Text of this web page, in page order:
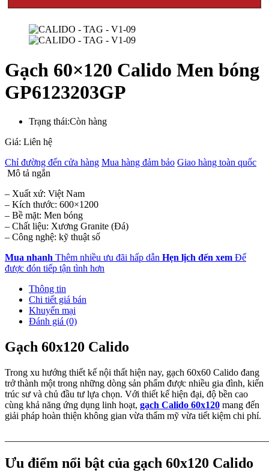
Gạch 60×120 Calido Men bóng
GP6123203GP
Trạng thái:Còn hàng
Giá: Liên hệ
Chỉ đường đến cửa hàng Mua hàng đảm bảo Giao hàng toàn quốc
Mô tả ngắn
– Xuất xứ: Việt Nam
– Kích thước: 600×1200
– Bề mặt: Men bóng
– Chất liệu: Xương Granite (Đá)
– Công nghệ: kỹ thuật số
Mua nhanh Thêm nhiều ưu đãi hấp dẫn Hẹn lịch đến xem Để
được đón tiếp tận tình hơn
Thông tin
Chi tiết giá bán
Khuyến mại
Đánh giá (0)
Gạch 60x120 Calido
Trong xu hướng thiết kế nội thất hiện nay, gạch 60x60 Calido đang
trở thành một trong những dòng sản phẩm được nhiều gia đình, kiến
trúc sư và chủ đầu tư lựa chọn. Với thiết kế hiện đại, độ bền cao
cùng khả năng ứng dụng linh hoạt, gạch Calido 60x120 mang đến
giải pháp hoàn thiện không gian vừa thẩm mỹ vừa tiết kiệm chi phí.
Ưu điểm nổi bật của gạch 60x120 Calido